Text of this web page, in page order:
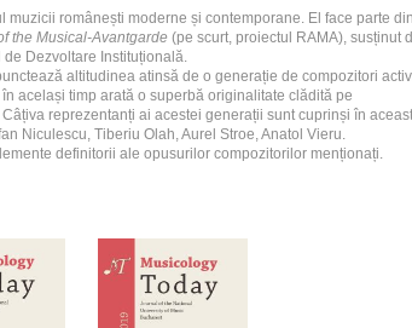
românești moderne și contemporane. El face parte din
the Musical-Avantgarde (pe scurt, proiectul RAMA), susținut
Dezvoltare Instituțională.
altitudinea atinsă de o generație de compozitori
același timp arată o superbă originalitate clădită pe
reprezentanți ai acestei generații sunt cuprinși în
Niculescu, Tiberiu Olah, Aurel Stroe, Anatol Vieru.
definitorii ale opusurilor compozitorilor menționați.